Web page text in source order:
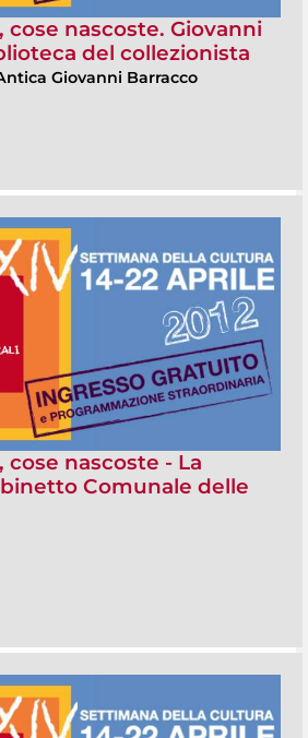
cose nascoste. Giovanni
del collezionista
Giovanni Barracco
cose nascoste - La
Comunale delle